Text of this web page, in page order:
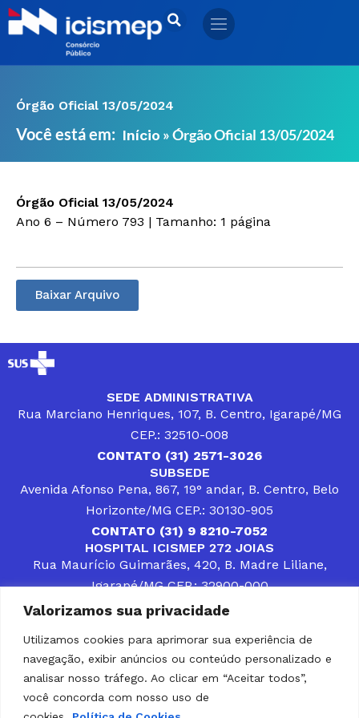
Valorizamos sua privacidade
Utilizamos cookies para aprimorar sua experiência de
navegação, exibir anúncios ou conteúdo personalizado e
analisar nosso tráfego. Ao clicar em “Aceitar todos”,
você concorda com nosso uso de
Ir
para
Órgão Oficial 13/05/2024
Você está em: Início »Órgão Oficial 13/05/2024
Órgão Oficial 13/05/2024
Ano 6 – Número 793 | Tamanho: 1 página
Baixar Arquivo
SEDE ADMINISTRATIVA
Rua Marciano Henriques, 107, B. Centro, Igarapé/MG
CEP.: 32510-008
CONTATO (31) 2571-3026
SUBSEDE
Avenida Afonso Pena, 867, 19° andar, B. Centro, Belo
Horizonte/MG CEP.: 30130-905
CONTATO (31) 9 8210-7052
HOSPITAL ICISMEP 272 JOIAS
Rua Maurício Guimarães, 420, B. Madre Liliane,
Igarapé/MG CEP.: 32900-000
CONTATOS (31) 3512-4400 ou (31) 9 8309-8660
DESENVOLVER SOLUÇÕES, AÇÕES E SERVIÇOS
PÚBLICOS QUE COMPLEMENTEM A ASSISTÊNCIA À
POPULAÇÃO DA REGIÃO EM QUE ATUA, SENDO
PARCEIRO DOS MUNICÍPIOS CONSORCIADOS NA
SOLUÇÃO DE DIFICULDADES ENFRENTADAS POR
GESTORES MUNICIPAIS, É O COMPROMISSO DO
ICISMEP.